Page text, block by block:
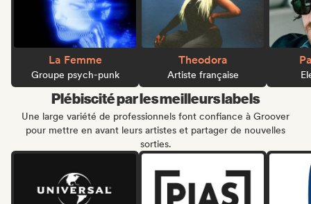
La Femme
Groupe psych-punk
Theodora
Artiste française
Plébiscité par les meilleurs labels
Une large variété de professionnels font confiance à Groover
pour mettre en avant leurs artistes et partager de nouvelles
sorties.